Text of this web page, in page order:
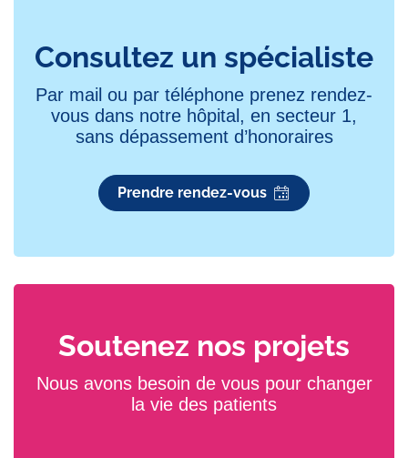
Consultez un spécialiste
Par mail ou par téléphone prenez rendez-
vous dans notre hôpital, en secteur 1,
sans dépassement d’honoraires
Prendre rendez-vous
Soutenez nos projets
Nous avons besoin de vous pour changer
la vie des patients